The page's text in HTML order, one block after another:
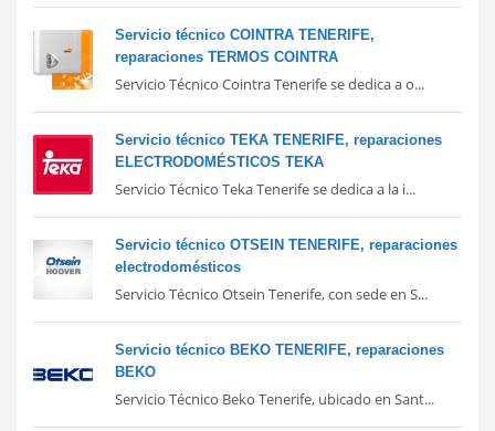
Servicio técnico COINTRA TENERIFE,
reparaciones TERMOS COINTRA
Servicio Técnico Cointra Tenerife se dedica a o...
Servicio técnico TEKA TENERIFE, reparaciones
ELECTRODOMÉSTICOS TEKA
Servicio Técnico Teka Tenerife se dedica a la i...
Servicio técnico OTSEIN TENERIFE, reparaciones
electrodomésticos
Servicio Técnico Otsein Tenerife, con sede en S...
Servicio técnico BEKO TENERIFE, reparaciones
BEKO
Servicio Técnico Beko Tenerife, ubicado en Sant...